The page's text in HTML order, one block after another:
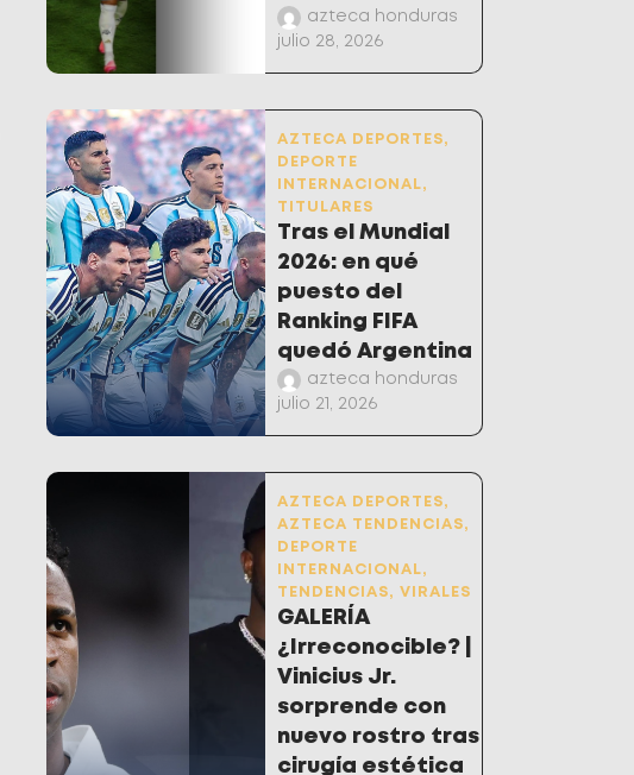
azteca honduras
julio 28, 2026
AZTECA DEPORTES,
DEPORTE
INTERNACIONAL,
TITULARES
Tras el Mundial
2026: en qué
puesto del
Ranking FIFA
quedó Argentina
azteca honduras
julio 21, 2026
AZTECA DEPORTES,
AZTECA TENDENCIAS,
DEPORTE
INTERNACIONAL,
TENDENCIAS, VIRALES
GALERÍA
¿Irreconocible? |
Vinicius Jr.
sorprende con
nuevo rostro tras
cirugía estética